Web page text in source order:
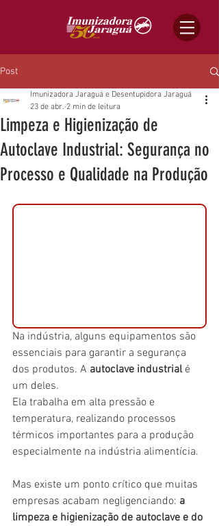
Post
Limpeza e Higienização de
Autoclave Industrial: Segurança no
Processo e Qualidade na Produção
Imunizadora Jaraguá e Desentupidora Jaraguá
23 de abr. 2 min de leitura
Na indústria, alguns equipamentos são
essenciais para garantir a segurança
dos produtos. A autoclave industrial é
um deles.
Ela trabalha em alta pressão e
temperatura, realizando processos
térmicos importantes para a produção
especialmente na indústria alimentícia.
Mas existe um ponto crítico que muitas
empresas acabam negligenciando: a
limpeza e higienização de autoclave e do